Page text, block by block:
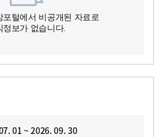
포털에서 비공개된 자료로
정보가 없습니다.
01 ~ 2026. 09. 30